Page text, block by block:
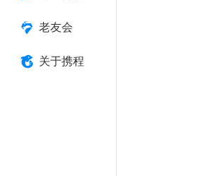
老友会
关于携程